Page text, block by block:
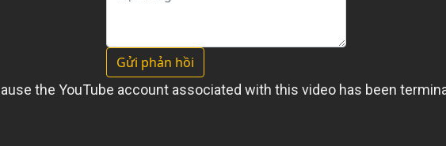
Gửi phản hồi